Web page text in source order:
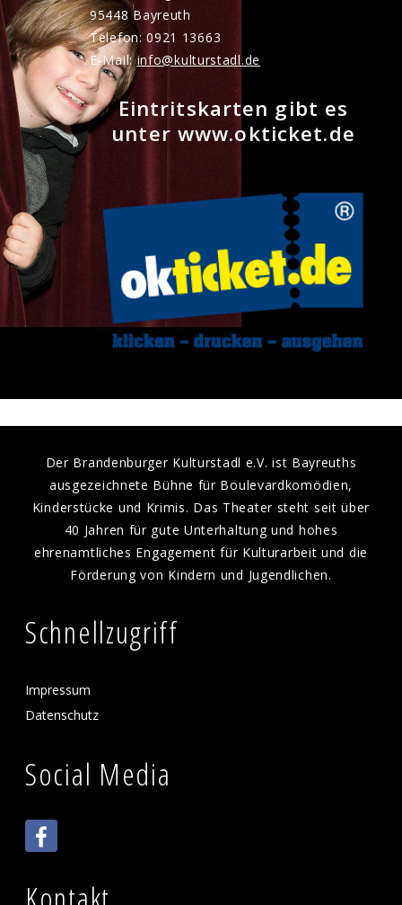
95448 Bayreuth
Telefon: 0921 13663
E-Mail:nf k lt rst dl d
Eintritskarten gibt es
unter www.okticket.de
Der Brandenburger Kulturstadl e.V. ist Bayreuths
ausgezeichnete Bühne für Boulevardkomödien,
Kinderstücke und Krimis. Das Theater steht seit über
40 Jahren für gute Unterhaltung und hohes
ehrenamtliches Engagement für Kulturarbeit und die
Förderung von Kindern und Jugendlichen.
Schnellzugriff
Impressum
Datenschutz
Social Media